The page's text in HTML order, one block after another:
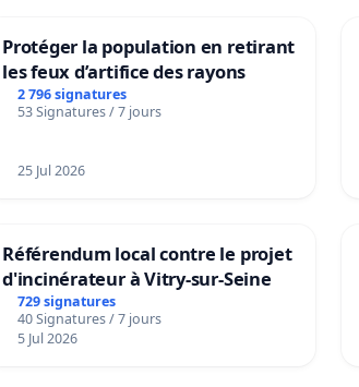
Protéger la population en retirant
les feux d’artifice des rayons
2 796 signatures
53 Signatures / 7 jours
25 Jul 2026
Référendum local contre le projet
d'incinérateur à Vitry-sur-Seine
729 signatures
40 Signatures / 7 jours
5 Jul 2026